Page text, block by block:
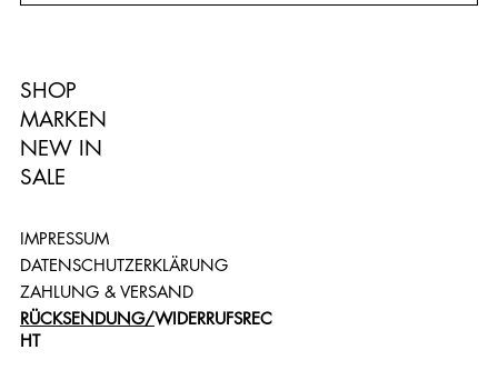
SHOP
MARKEN
NEW IN
SALE
IMPRESSUM
DATENSCHUTZERKLÄRUNG
ZAHLUNG & VERSAND
RÜCKSENDUNG/WIDERRUFSREC
HT